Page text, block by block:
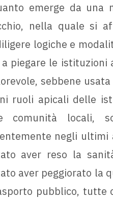
emerge da una
nella quale si
logiche e
a piegare le
sebbene
ruoli apicali delle
comunità locali,
negli
aver reso la
aver peggiorato la
pubblico, tutte